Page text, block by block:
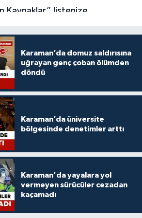
Karaman’da domuz saldırısına
uğrayan genç çoban ölümden
döndü
Karaman’da üniversite
bölgesinde denetimler arttı
Karaman'da yayalara yol
vermeyen sürücüler cezadan
kaçamadı